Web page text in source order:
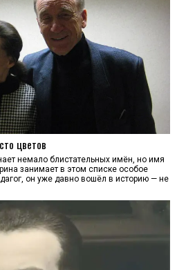
цветов
немало блистательных имён, но имя
занимает в этом списке особое
он уже давно вошёл в историю — не